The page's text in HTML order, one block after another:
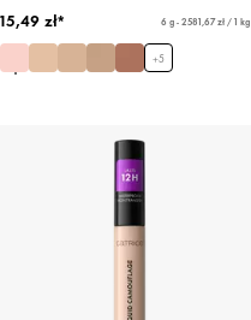
15,49 zł*
6 g - 2581,67 zł / 1 kg
+5